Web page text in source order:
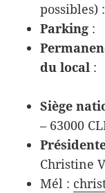
possibles) :
Parking :
du local :
Siège
– 63000
Christine
Mél :